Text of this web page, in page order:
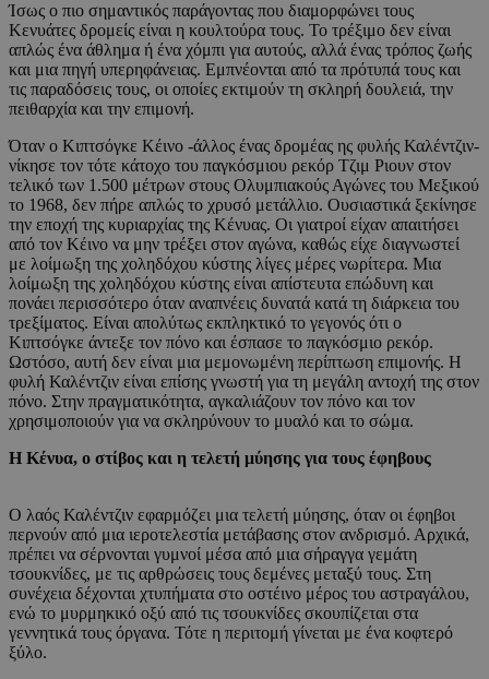
Ίσως ο πιο σημαντικός παράγοντας που διαμορφώνει τους
Κενυάτες δρομείς είναι η κουλτούρα τους. Το τρέξιμο δεν είναι
απλώς ένα άθλημα ή ένα χόμπι για αυτούς, αλλά ένας τρόπος ζωής
και μια πηγή υπερηφάνειας. Εμπνέονται από τα πρότυπά τους και
τις παραδόσεις τους, οι οποίες εκτιμούν τη σκληρή δουλειά, την
πειθαρχία και την επιμονή.
Όταν ο Κιπτσόγκε Κέινο -άλλος ένας δρομέας ης φυλής Καλέντζιν-
νίκησε τον τότε κάτοχο του παγκόσμιου ρεκόρ Τζιμ Ριουν στον
τελικό των 1.500 μέτρων στους Ολυμπιακούς Αγώνες του Μεξικού
το 1968, δεν πήρε απλώς το χρυσό μετάλλιο. Ουσιαστικά ξεκίνησε
την εποχή της κυριαρχίας της Κένυας. Οι γιατροί είχαν απαιτήσει
από τον Κέινο να μην τρέξει στον αγώνα, καθώς είχε διαγνωστεί
με λοίμωξη της χοληδόχου κύστης λίγες μέρες νωρίτερα. Μια
λοίμωξη της χοληδόχου κύστης είναι απίστευτα επώδυνη και
πονάει περισσότερο όταν αναπνέεις δυνατά κατά τη διάρκεια του
τρεξίματος. Είναι απολύτως εκπληκτικό το γεγονός ότι ο
Κιπτσόγκε άντεξε τον πόνο και έσπασε το παγκόσμιο ρεκόρ.
Ωστόσο, αυτή δεν είναι μια μεμονωμένη περίπτωση επιμονής. Η
φυλή Καλέντζιν είναι επίσης γνωστή για τη μεγάλη αντοχή της στον
πόνο. Στην πραγματικότητα, αγκαλιάζουν τον πόνο και τον
χρησιμοποιούν για να σκληρύνουν το μυαλό και το σώμα.
Η Κένυα, ο στίβος και η τελετή μύησης για τους έφηβους
Ο λαός Καλέντζιν εφαρμόζει μια τελετή μύησης, όταν οι έφηβοι
περνούν από μια ιεροτελεστία μετάβασης στον ανδρισμό. Αρχικά,
πρέπει να σέρνονται γυμνοί μέσα από μια σήραγγα γεμάτη
τσουκνίδες, με τις αρθρώσεις τους δεμένες μεταξύ τους. Στη
συνέχεια δέχονται χτυπήματα στο οστέινο μέρος του αστραγάλου,
ενώ το μυρμηκικό οξύ από τις τσουκνίδες σκουπίζεται στα
γεννητικά τους όργανα. Τότε η περιτομή γίνεται με ένα κοφτερό
ξύλο.